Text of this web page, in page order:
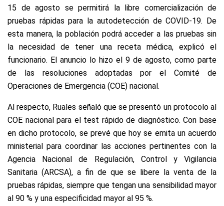
15 de agosto se permitirá la libre comercialización de
pruebas rápidas para la autodetección de COVID-19. De
esta manera, la población podrá acceder a las pruebas sin
la necesidad de tener una receta médica, explicó el
funcionario. El anuncio lo hizo el 9 de agosto, como parte
de las resoluciones adoptadas por el Comité de
Operaciones de Emergencia (COE) nacional.
Al respecto, Ruales señaló que se presentó un protocolo al
COE nacional para el test rápido de diagnóstico. Con base
en dicho protocolo, se prevé que hoy se emita un acuerdo
ministerial para coordinar las acciones pertinentes con la
Agencia Nacional de Regulación, Control y Vigilancia
Sanitaria (ARCSA), a fin de que se libere la venta de la
pruebas rápidas, siempre que tengan una sensibilidad mayor
al 90 % y una especificidad mayor al 95 %.